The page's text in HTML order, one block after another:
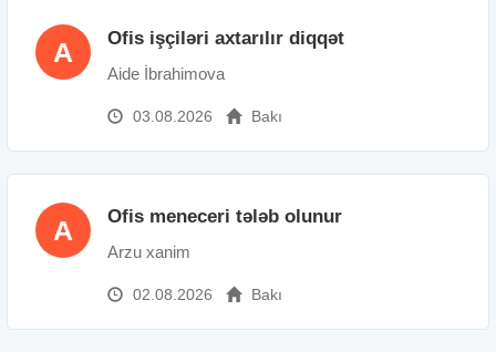
A Ofis işçiləri axtarılır diqqət
Aide İbrahimova
03.08.2026 Bakı
A Ofis meneceri tələb olunur
Arzu xanim
02.08.2026 Bakı